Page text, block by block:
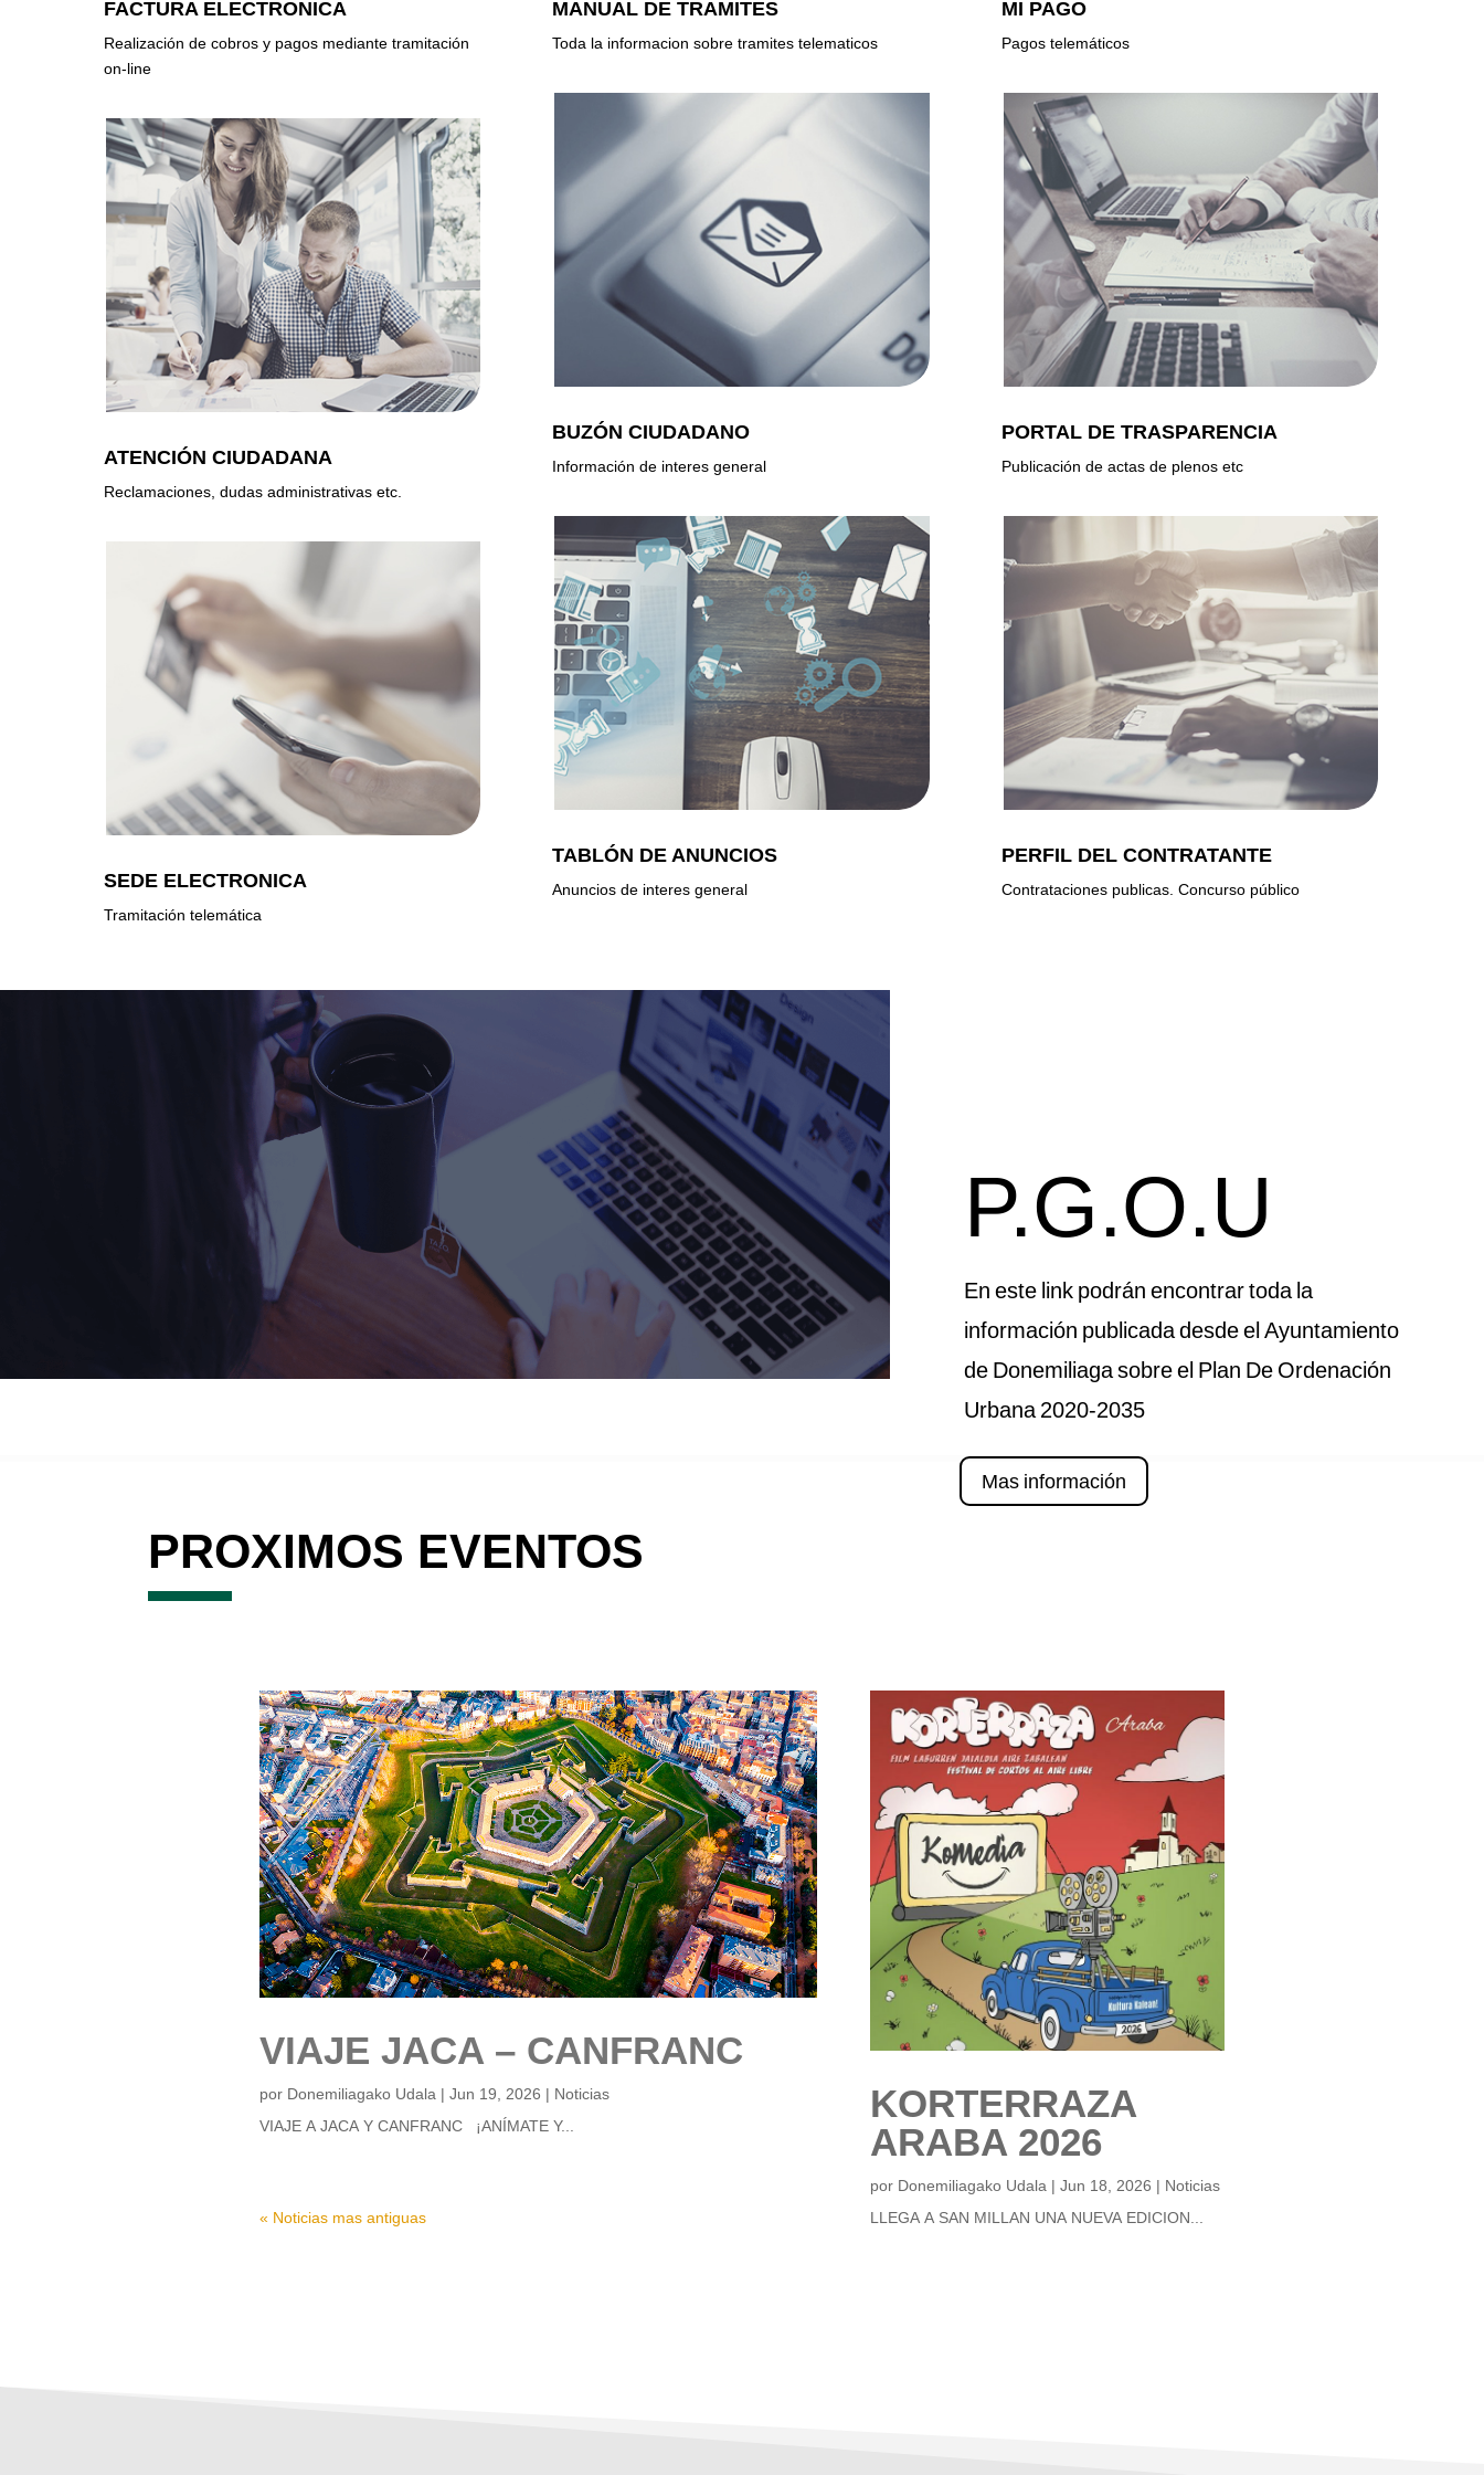
FACTURA ELECTRONICA
Realización de cobros y pagos mediante tramitación
on-line
ATENCIÓN CIUDADANA
Reclamaciones, dudas administrativas etc.
SEDE ELECTRONICA
Tramitación telemática
MANUAL DE TRAMITES
Toda la informacion sobre tramites telematicos
BUZÓN CIUDADANO
Información de interes general
TABLÓN DE ANUNCIOS
Anuncios de interes general
MI PAGO
Pagos telemáticos
PORTAL DE TRASPARENCIA
Publicación de actas de plenos etc
PERFIL DEL CONTRATANTE
Contrataciones publicas. Concurso público
P.G.O.U
En este link podrán encontrar toda la
información publicada desde el Ayuntamiento
de Donemiliaga sobre el Plan De Ordenación
Urbana 2020-2035
Mas información
PROXIMOS EVENTOS
VIAJE JACA – CANFRANC
por Donemiliagako Udala |Jun 19, 2026 | Noticias
VIAJE A JACA Y CANFRANC ¡ANÍMATE Y...
« Noticias mas antiguas
KORTERRAZA
ARABA 2026
por Donemiliagako Udala |Jun 18, 2026 | Noticias
LLEGA A SAN MILLAN UNA NUEVA EDICION...